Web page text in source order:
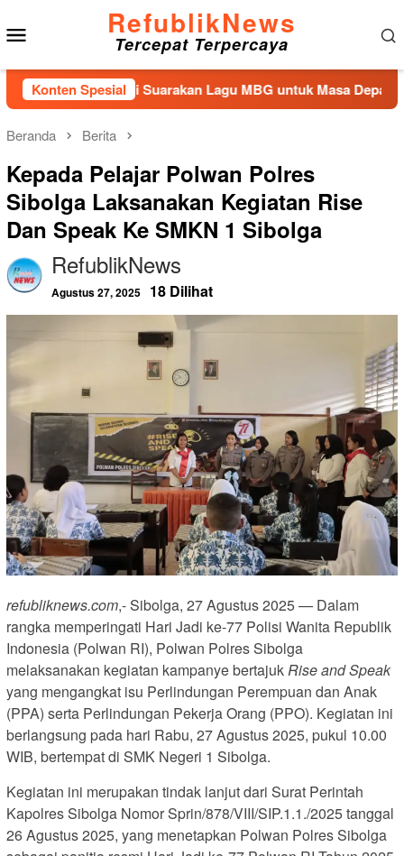
ke
konten
RefublikNews
Tercepat Terpercaya
Konten Spesial
Kembali Suarakan Lagu MBG untuk Masa Depan Anak
Beranda Berita
Kepada Pelajar Polwan Polres
Sibolga Laksanakan Kegiatan Rise
Dan Speak Ke SMKN 1 Sibolga
RefublikNews
Agustus 27, 2025 18 Dilihat
refubliknews.com,- Sibolga, 27 Agustus 2025 — Dalam
rangka memperingati Hari Jadi ke-77 Polisi Wanita Republik
Indonesia (Polwan RI), Polwan Polres Sibolga
melaksanakan kegiatan kampanye bertajukRise and Speak
yang mengangkat isu Perlindungan Perempuan dan Anak
(PPA) serta Perlindungan Pekerja Orang (PPO). Kegiatan ini
berlangsung pada hari Rabu, 27 Agustus 2025, pukul 10.00
WIB, bertempat di SMK Negeri 1 Sibolga.
Kegiatan ini merupakan tindak lanjut dari Surat Perintah
Kapolres Sibolga Nomor Sprin/878/VIII/SIP.1.1./2025 tanggal
26 Agustus 2025, yang menetapkan Polwan Polres Sibolga